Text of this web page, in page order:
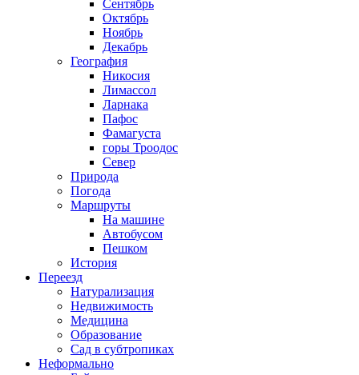
Сентябрь
Октябрь
Ноябрь
Декабрь
География
Никосия
Лимассол
Ларнака
Пафос
Фамагуста
горы Троодос
Север
Природа
Погода
Маршруты
На машине
Автобусом
Пешком
История
Переезд
Натурализация
Недвижимость
Медицина
Образование
Сад в субтропиках
Неформально